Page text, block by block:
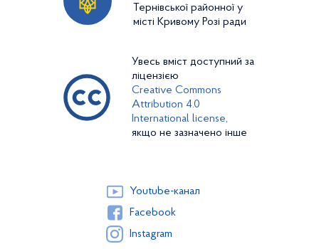
Тернівської районної у
місті Кривому Розі ради
Увесь вміст доступний за
ліцензією
Creative Commons
Attribution 4.0
International license,
якщо не зазначено інше
Youtube-канал
Facebook
Instagram